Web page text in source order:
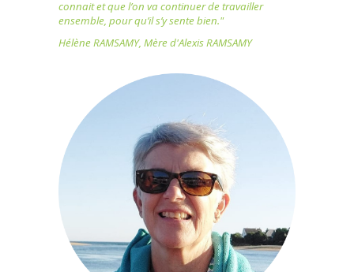
connait et que l’on va continuer de travailler
ensemble, pour qu’il s’y sente bien."
Hélène RAMSAMY, Mère d'Alexis RAMSAMY